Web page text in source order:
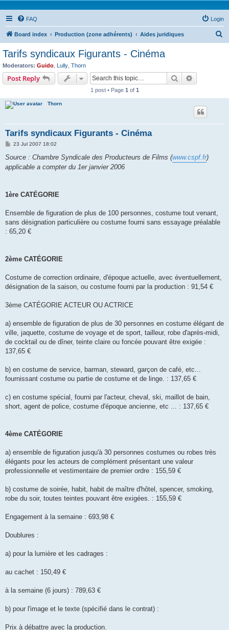
FAQ Login
Board index Production (zone adhérents) Aides juridiques
Tarifs syndicaux Figurants - Cinéma
Moderators: Guido Lully Thorn
Post Reply Search
1 post • Page 1 of 1
Thorn
Tarifs syndicaux Figurants - Cinéma
P
s
23 Jul 2007 18:02
Source : Chambre Syndicale des Producteurs de Films (www.cspf.fr)
applicable a compter du 1er janvier 2006
1ère CATÉGORIE
Ensemble de figuration de plus de 100 personnes, costume tout venant,
sans désignation particulière ou costume fourni sans essayage préalable
: 65,20 €
2ème CATÉGORIE
Costume de correction ordinaire, d'époque actuelle, avec éventuellement,
désignation de la saison, ou costume fourni par la production : 91,54 €
3ème CATÉGORIE ACTEUR OU ACTRICE
a) ensemble de figuration de plus de 30 personnes en costume élégant de
ville, jaquette, costume de voyage et de sport, tailleur, robe d'après-midi,
de cocktail ou de dîner, teinte claire ou foncée pouvant être exigée :
137,65 €
b) en costume de service, barman, steward, garçon de café, etc...
fournissant costume ou partie de costume et de linge. : 137,65 €
c) en costume spécial, fourni par l'acteur, cheval, ski, maillot de bain,
short, agent de police, costume d'époque ancienne, etc ... : 137,65 €
4ème CATÉGORIE
a) ensemble de figuration jusqu'à 30 personnes costumes ou robes très
élégants pour les acteurs de complément présentant une valeur
professionnelle et vestimentaire de premier ordre : 155,59 €
b) costume de soirée, habit, habit de maître d'hôtel, spencer, smoking,
robe du soir, toutes teintes pouvant être exigées. : 155,59 €
Engagement à la semaine : 693,98 €
Doublures :
a) pour la lumière et les cadrages :
au cachet : 150,49 €
à la semaine (6 jours) : 789,63 €
b) pour l'image et le texte (spécifié dans le contrat) :
Prix à débattre avec la production.